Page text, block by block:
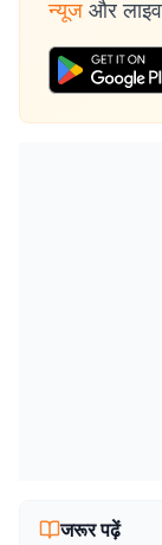
न्यूज और
जरूर पढ़ें